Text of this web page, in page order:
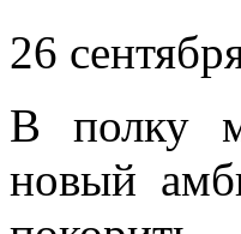
26
В полку
новый